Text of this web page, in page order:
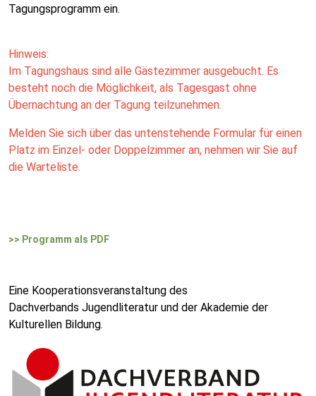
Tagungsprogramm ein.
Hinweis:
Im Tagungshaus sind alle Gästezimmer ausgebucht. Es
besteht noch die Möglichkeit, als Tagesgast ohne
Übernachtung an der Tagung teilzunehmen.
Melden Sie sich über das untenstehende Formular für einen
Platz im Einzel- oder Doppelzimmer an, nehmen wir Sie auf
die Warteliste.
>> Programm als PDF
Eine Kooperationsveranstaltung des
Dachverbands Jugendliteratur und der Akademie der
Kulturellen Bildung.